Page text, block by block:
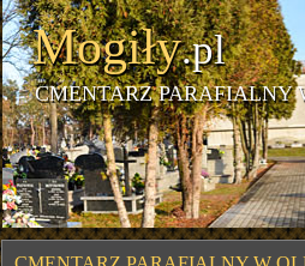
Mogiły.pl
CMENTARZ PARAFIALNY